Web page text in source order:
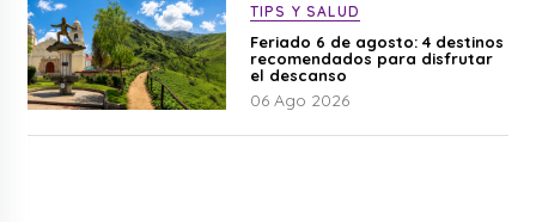
TIPS Y SALUD
Feriado 6 de agosto: 4 destinos
recomendados para disfrutar
el descanso
06 Ago 2026